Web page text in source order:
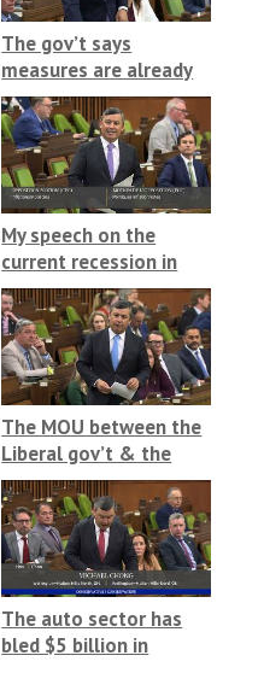
The gov’t says
measures are already
strong against goods
from forced labour.
Then why a new bill?
My speech on the
current recession in
Canada
The MOU between the
Liberal gov’t & the
PRC remains secret.
The new MOU needs to
be released
The auto sector has
bled $5 billion in